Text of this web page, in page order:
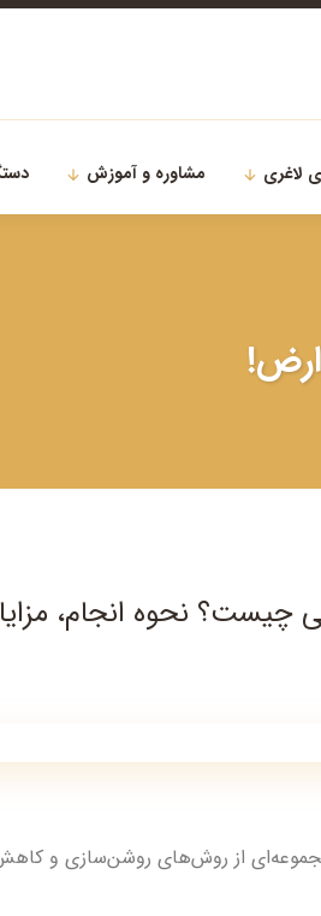
لاغری مشاوره و آموزش
چیست؟ نحوه انجام،
از روش‌های روشن‌سازی و